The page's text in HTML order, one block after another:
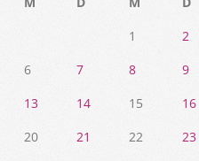
1
2
6
7 8 9
13
14 15 16
20
21 22 23